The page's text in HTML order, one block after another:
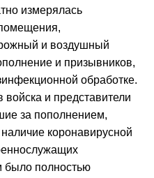
измерялась
и воздушный
и призывников,
обработке.
и представители
за пополнением,
коронавирусной
было полностью